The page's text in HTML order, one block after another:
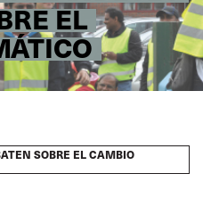
EL
SOBRE EL CAMBIO